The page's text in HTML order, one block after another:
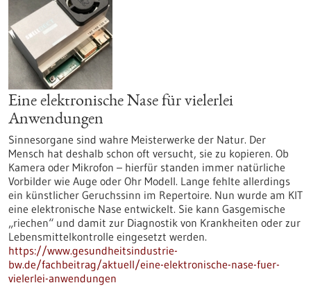
Eine elektronische Nase für vielerlei
Anwendungen
Sinnesorgane sind wahre Meisterwerke der Natur. Der
Mensch hat deshalb schon oft versucht, sie zu kopieren. Ob
Kamera oder Mikrofon – hierfür standen immer natürliche
Vorbilder wie Auge oder Ohr Modell. Lange fehlte allerdings
ein künstlicher Geruchssinn im Repertoire. Nun wurde am KIT
eine elektronische Nase entwickelt. Sie kann Gasgemische
„riechen“ und damit zur Diagnostik von Krankheiten oder zur
Lebensmittelkontrolle eingesetzt werden.
https://www.gesundheitsindustrie-
bw.de/fachbeitrag/aktuell/eine-elektronische-nase-fuer-
vielerlei-anwendungen